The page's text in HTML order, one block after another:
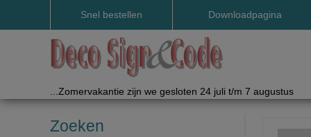
Snel bestellen Downloadpagina
Handleidingen etc.
...Zomervakantie zijn we gesloten 24 juli t/m 7 augustus
Zoeken